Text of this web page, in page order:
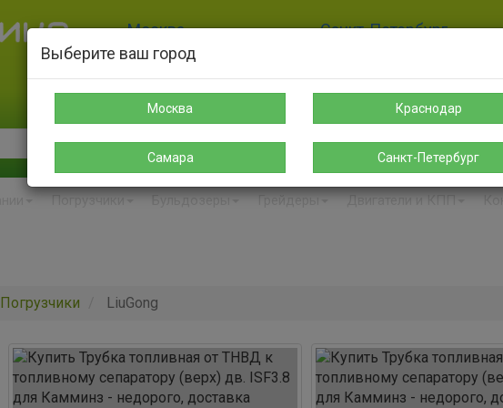
Москва
8-925-189-12-38
Санкт-Петербург
sales@s-spectehnika.ru spb@s-spectehnika.ru
Поиск Написать в
Погрузчики Бульдозеры Грейдеры Двигатели и КПП
Погрузчики LiuGong
Выберите ваш город
Москва Краснодар
Самара Санкт-Петербург